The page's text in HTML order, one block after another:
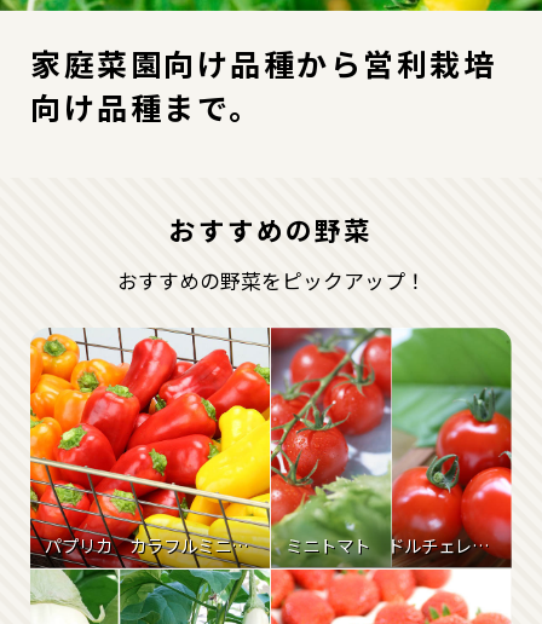
商品一覧（索引から探す）
草花種子
観葉植物
園芸資材
家庭菜園向け品種から営利栽培
向け品種まで。
おすすめの野菜
おすすめの野菜をピックアップ！
パプリカ カラフルミニパピー ミニトマト ドルチェレッド